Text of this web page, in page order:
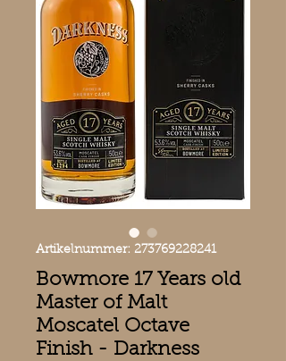
Artikelnummer: 273769228241
Bowmore 17 Years old
Master of Malt
Moscatel Octave
Finish - Darkness